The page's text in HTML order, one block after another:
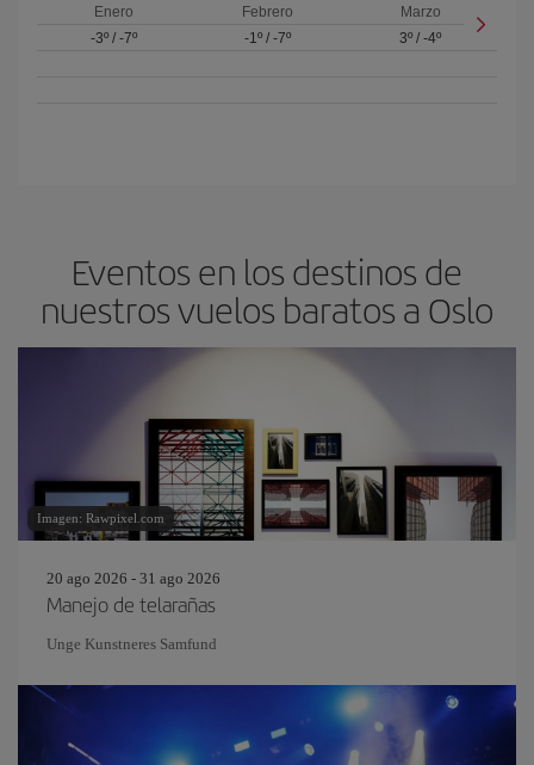
Enero
-3º/ -7º
Febrero
-1º/ -7º
Marzo
3º /-4º
Eventos en los destinos de
nuestros vuelos baratos a Oslo
Imagen: Rawpixel.com
20 ago 2026 - 31 ago 2026
Manejo de telarañas
Unge Kunstneres Samfund